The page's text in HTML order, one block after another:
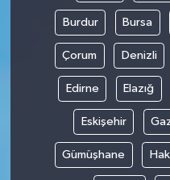
Burdur Bursa
Çorum Denizli
Edirne Elazığ
Eskişehir
Gümüşhane